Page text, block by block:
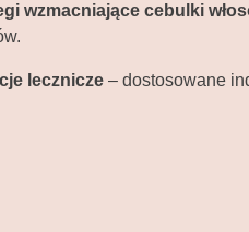
wzmacniające cebulki
lecznicze – dostosowane